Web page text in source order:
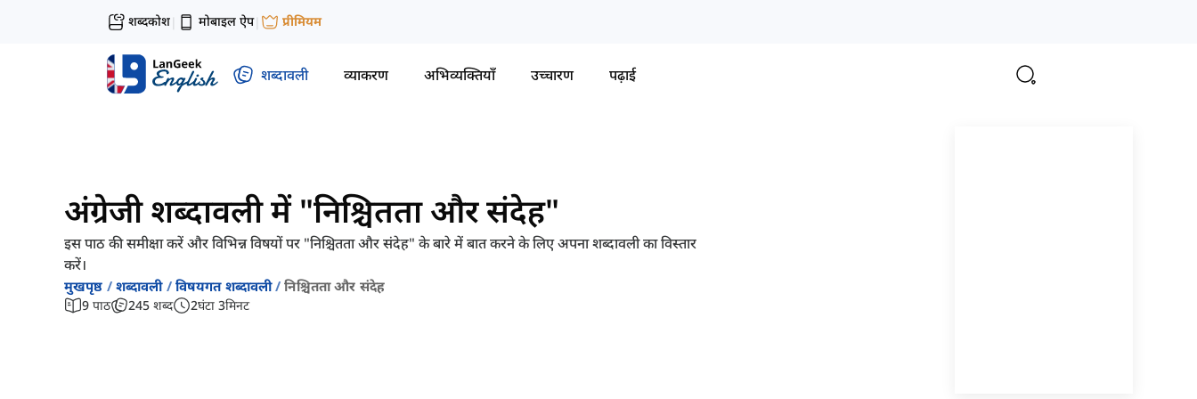
शब्दकोश| मोबाइल ऐप| प्रीमियम
शब्दावली व्याकरण अभिव्यक्तियाँ उच्चारण पढ़ाई
अंग्रेजी शब्दावली में "निश्चितता और संदेह"
इस पाठ की समीक्षा करें और विभिन्न विषयों पर "निश्चितता और संदेह" के बारे में बात करने के लिए अपना शब्दावली का विस्तार
करें।
मुखपृष्ठ शब्दावली विषयगत शब्दावली निश्चितता और संदेह
9 पाठ 245 शब्द 2घंटा 3मिनट